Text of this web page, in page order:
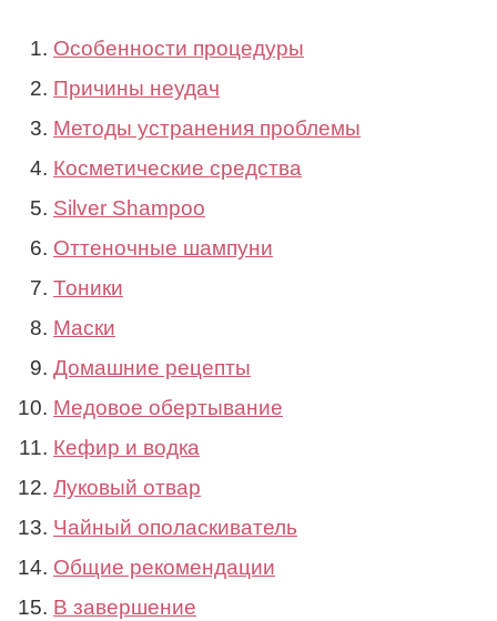
Особенности процедуры
Причины неудач
Методы устранения проблемы
Косметические средства
Silver Shampoo
Оттеночные шампуни
Тоники
Маски
Домашние рецепты
Медовое обертывание
Кефир и водка
Луковый отвар
Чайный ополаскиватель
Общие рекомендации
В завершение